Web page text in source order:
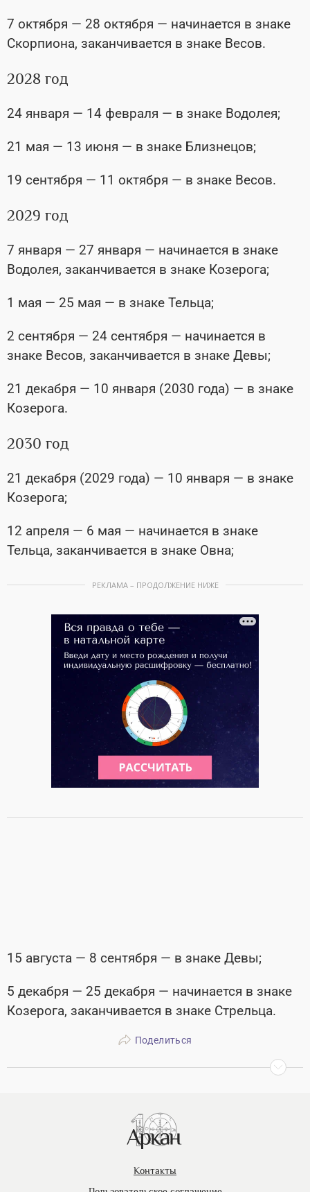
7 октября — 28 октября — начинается в знаке
Скорпиона, заканчивается в знаке Весов.
2028 год
24 января — 14 февраля — в знаке Водолея;
21 мая — 13 июня — в знаке Близнецов;
19 сентября — 11 октября — в знаке Весов.
2029 год
7 января — 27 января — начинается в знаке
Водолея, заканчивается в знаке Козерога;
1 мая — 25 мая — в знаке Тельца;
2 сентября — 24 сентября — начинается в
знаке Весов, заканчивается в знаке Девы;
21 декабря — 10 января (2030 года) — в знаке
Козерога.
2030 год
21 декабря (2029 года) — 10 января — в знаке
Козерога;
12 апреля — 6 мая — начинается в знаке
Тельца, заканчивается в знаке Овна;
РЕКЛАМА – ПРОДОЛЖЕНИЕ НИЖЕ
15 августа — 8 сентября — в знаке Девы;
5 декабря — 25 декабря — начинается в знаке
Козерога, заканчивается в знаке Стрельца.
Поделиться
Контакты